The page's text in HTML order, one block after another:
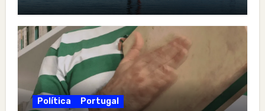
Política Portugal